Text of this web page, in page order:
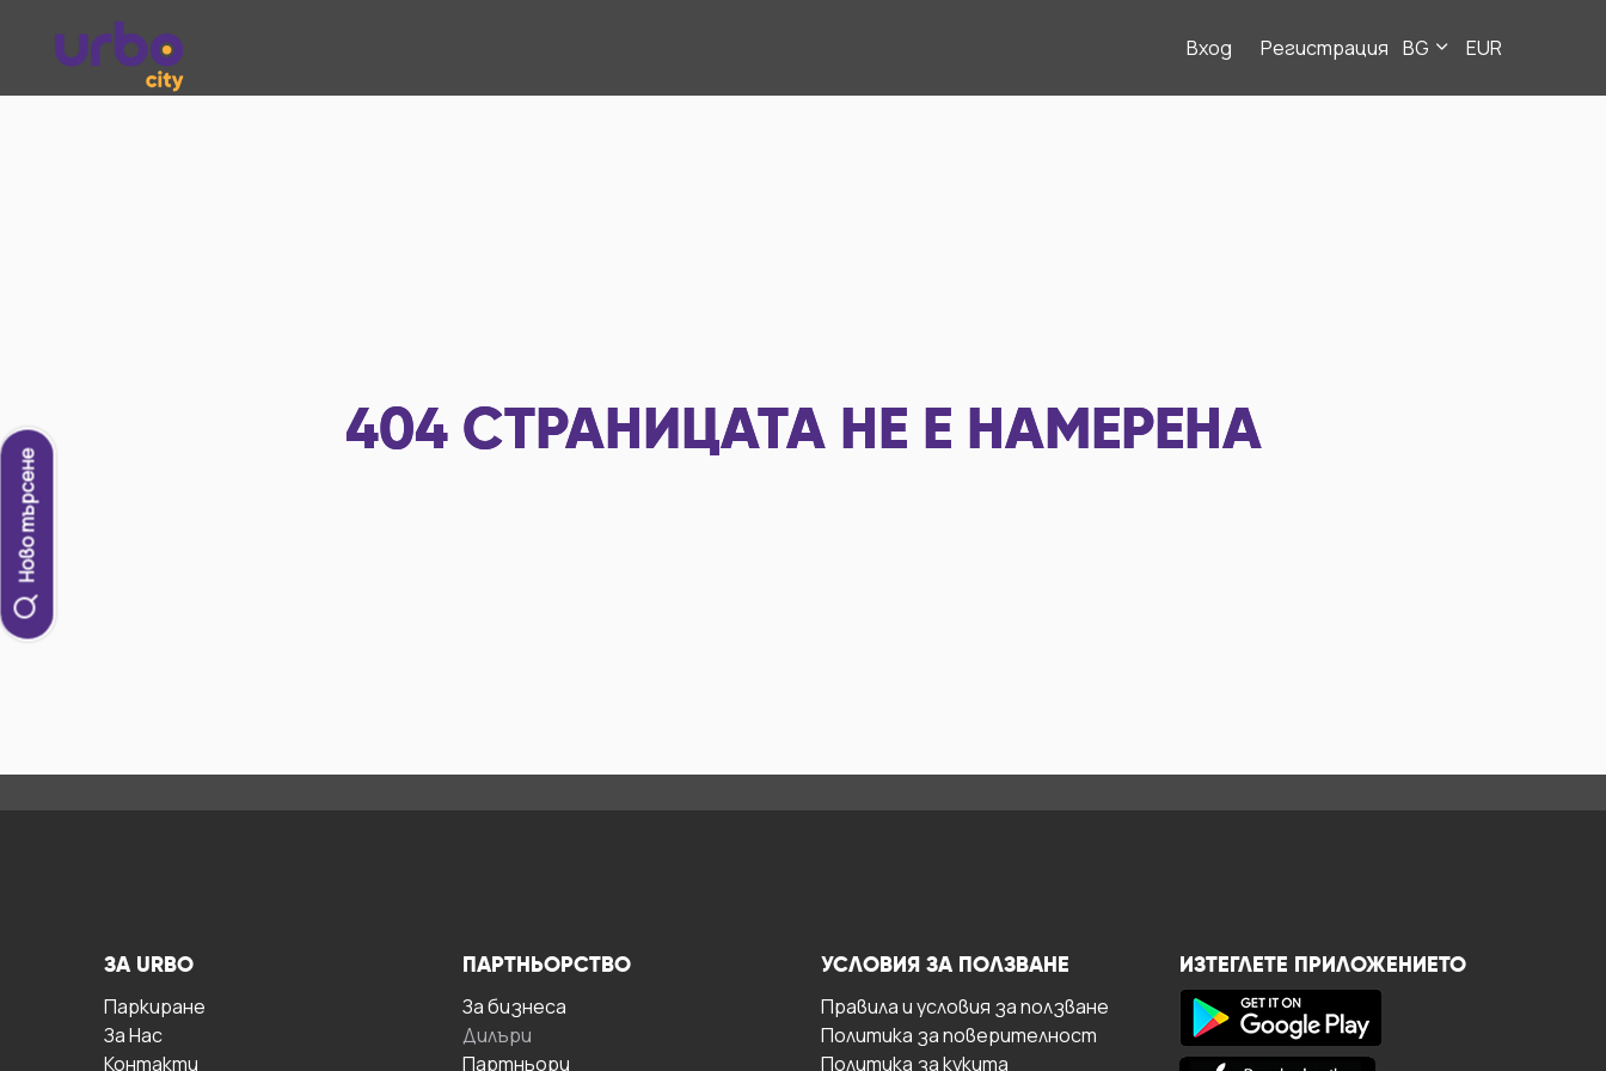
Вход Регистрация BG EUR
Ново търсене
404 СТРАНИЦАТА НЕ Е НАМЕРЕНА
ЗА URBO
Паркиране
За Hас
Контакти
ПАРТНЬОРСТВО
За бизнесa
Дилъри
Партньори
УСЛОВИЯ ЗА ПОЛЗВАНЕ
Правила и условия за ползване
Политика за поверителност
Политика за кукита
ИЗТЕГЛЕТЕ ПРИЛОЖЕНИЕТО